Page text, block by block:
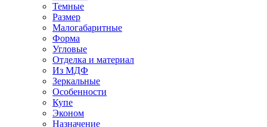
Темные
Размер
Малогабаритные
Форма
Угловые
Отделка и материал
Из МДФ
Зеркальные
Особенности
Купе
Эконом
Назначение